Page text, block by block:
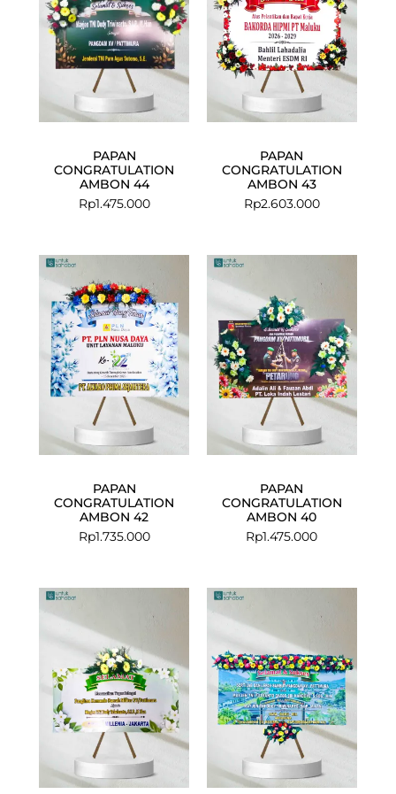
PAPAN
CONGRATULATION
AMBON 44
Rp1.475.000
PAPAN
CONGRATULATION
AMBON 43
Rp2.603.000
PAPAN
CONGRATULATION
AMBON 42
Rp1.735.000
PAPAN
CONGRATULATION
AMBON 40
Rp1.475.000